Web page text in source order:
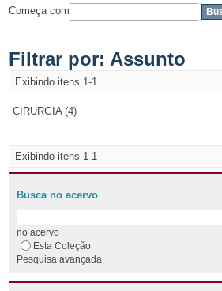
Começa com
Filtrar por: Assunto
Exibindo itens 1-1
CIRURGIA (4)
Exibindo itens 1-1
Busca no acervo
no acervo
Esta Coleção
Pesquisa avançada